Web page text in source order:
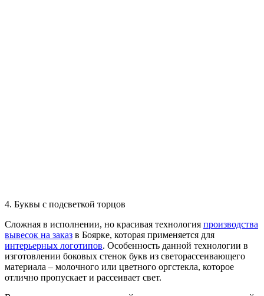
4. Буквы с подсветкой торцов
Сложная в исполнении, но красивая технология производства
вывесок на заказ в Боярке, которая применяется для
интерьерных логотипов. Особенность данной технологии в
изготовлении боковых стенок букв из светорассеивающего
материала – молочного или цветного оргстекла, которое
отлично пропускает и рассеивает свет.